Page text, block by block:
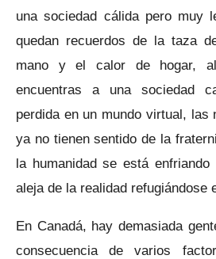
una sociedad cálida pero muy
quedan recuerdos de la taza
mano y el calor de hogar,
encuentras a una sociedad
perdida en un mundo virtual, las
ya no tienen sentido de la
la humanidad se está
aleja de la realidad refugiándose
En Canadá, hay demasiada
consecuencia de varios